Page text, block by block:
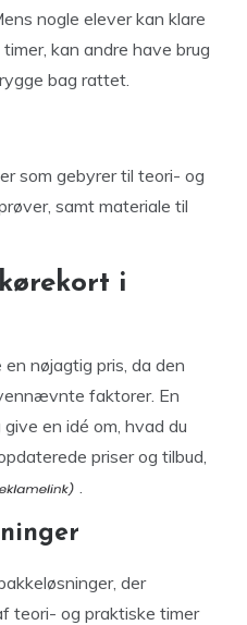
nogle elever kan klare
kan andre have brug
bag rattet.
som gebyrer til teori- og
samt materiale til
i
nøjagtig pris, da den
faktorer. En
en idé om, hvad du
priser og tilbud,
.
der
teori- og praktiske timer